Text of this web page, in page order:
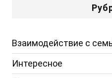
Взаимодействие с
Интересное